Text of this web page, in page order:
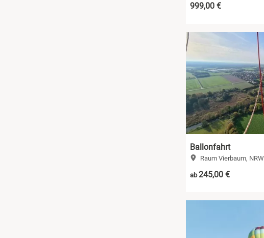
999,00 €
Ballonfahrt
Raum Vierbaum, NRW
ab245,00 €